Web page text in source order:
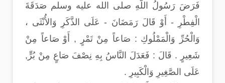
فَرَضَ رَسُولُ اللَّهِ صلى الله عليه وسلم صَدَقَةَ
الْفِطْرِ - أَوْ قَالَ رَمَضَانَ - عَلَى الذَّكَرِ وَالأُنْثَى ،
وَالْحُرِّ وَالْمَمْلُوكِ : صَاعاً مِنْ تَمْرٍ , أَوْ صَاعاً مِنْ
شَعِيرٍ . قَالَ : فَعَدَلَ النَّاسُ بِهِ نِصْفَ صَاعٍ مِنْ بُرٍّ,
عَلَى الصَّغِيرِ وَالْكَبِيرِ .